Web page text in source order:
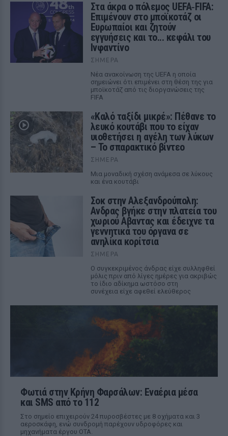
Στα άκρα ο πόλεμος UEFA‑FIFA:
Επιμένουν στο μποϊκοτάζ οι
Ευρωπαίοι και ζητούν
εγγυήσεις και το... κεφάλι του
Ινφαντίνο
ΣΉΜΕΡΑ
Νέα ανακοίνωση της UEFA η οποία
σημειώνει ότι επιμένει στη θέση της για
μποϊκοτάζ από τις διοργανώσεις της
FIFA
«Καλό ταξίδι μικρέ»: Πέθανε το
λευκό κουτάβι που το είχαν
υιοθετήσει η αγέλη των λύκων
– Το σπαρακτικό βίντεο
ΣΉΜΕΡΑ
Μια μοναδική σχέση ανάμεσα σε λύκους
και ένα κουτάβι
Σοκ στην Αλεξανδρούπολη:
Ανδρας βγήκε στην πλατεία του
χωριού Αβαντας και έδειχνε τα
γεννητικά του όργανα σε
ανηλίκα κορίτσια
ΣΉΜΕΡΑ
Ο συγκεκριμένος άνδρας είχε συλληφθεί
μόλις πριν από λίγες ημέρες για ακριβώς
το ίδιο αδίκημα ωστόσο στη
συνέχεια είχε αφεθεί ελεύθερος
Φωτιά στην Κρήνη Φαρσάλων: Εναέρια μέσα
και SMS από το 112
Στο σημείο επιχειρούν 24 πυροσβέστες με 8 οχήματα και 3
αεροσκάφη, ενώ συνδρομή παρέχουν υδροφόρες και
μηχανήματα έργου ΟΤΑ.